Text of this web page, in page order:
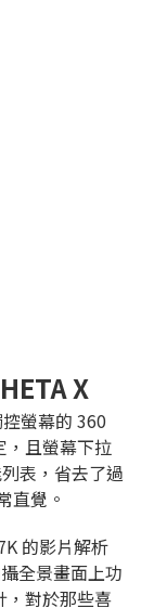
X
螢幕的 360
，且螢幕下拉
表，省去了過
直覺。
的影片解析
全景畫面上功
，對於那些喜